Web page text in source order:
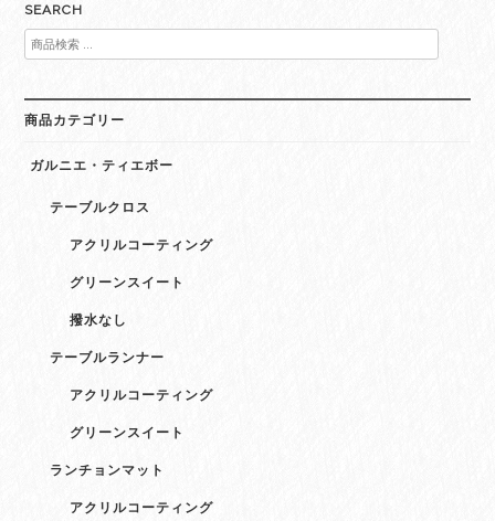
SEARCH
検
索
象:
商品カテゴリー
ガルニエ・ティエボー
テーブルクロス
アクリルコーティング
グリーンスイート
撥水なし
テーブルランナー
アクリルコーティング
グリーンスイート
ランチョンマット
アクリルコーティング